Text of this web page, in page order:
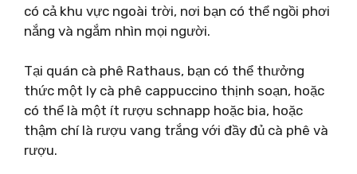
có cả khu vực ngoài trời, nơi bạn có thể ngồi phơi
nắng và ngắm nhìn mọi người.
Tại quán cà phê Rathaus, bạn có thể thưởng
thức một ly cà phê cappuccino thịnh soạn, hoặc
có thể là một ít rượu schnapp hoặc bia, hoặc
thậm chí là rượu vang trắng với đầy đủ cà phê và
rượu.